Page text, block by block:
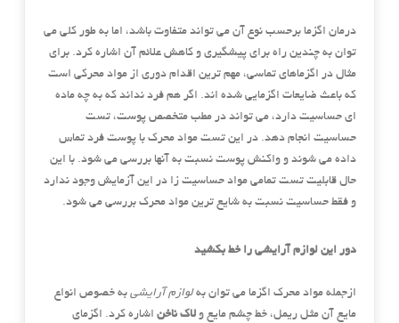
درمان اگزما برحسب نوع آن می تواند متفاوت باشد، اما به طور کلی می
توان به چندین راه برای پیشگیری و کاهش علائم آن اشاره کرد. برای
مثال در اگزماهای تماسی، مهم ترین اقدام دوری از مواد محرکی است
که باعث ضایعات اگزمایی شده اند. اگر هم فرد نداند که به چه ماده
ای حساسیت دارد، می تواند در مطب متخصص پوست، تست
حساسیت انجام دهد. در این تست مواد محرک با پوست فرد تماس
داده می شوند و واکنش پوست نسبت به آنها بررسی می شود. با این
حال قابلیت تست تمامی مواد حساسیت زا در این آزمایش وجود ندارد
و فقط حساسیت نسبت به شایع ترین مواد محرک بررسی می شود.
دور این لوازم آرایشی را خط بکشید
ازجمله مواد محرک اگزما می توان بهلوازم آرایشیبه خصوص انواع
مایع آن مثل ریمل، خط چشم مایع و لاک ناخناشاره کرد. اگزمای